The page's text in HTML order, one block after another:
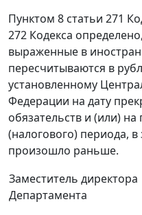
Пунктом 8 статьи 271
272 Кодекса
выраженные в
пересчитываются в
установленному
Федерации на дату
обязательств и (или)
(налогового) периода,
произошло раньше.
Заместитель директора
Департамента